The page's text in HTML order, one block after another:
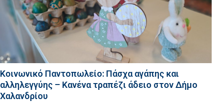
Κοινωνικό Παντοπωλείο: Πάσχα αγάπης και
αλληλεγγύης – Κανένα τραπέζι άδειο στον Δήμο
Χαλανδρίου